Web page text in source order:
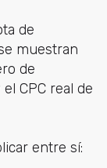
de
muestran
de
CPC real de
entre sí: